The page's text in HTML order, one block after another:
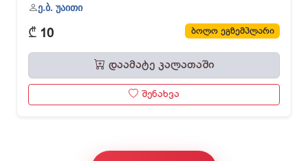
ე.ბ. უაითი
₾ 10 ბოლო ეგზემპლარი
დაამატე კალათაში
შენახვა